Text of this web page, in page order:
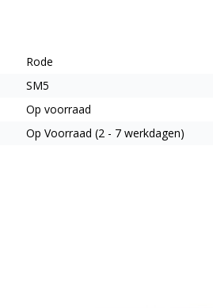
Rode
SM5
Op voorraad
Op Voorraad (2 - 7 werkdagen)